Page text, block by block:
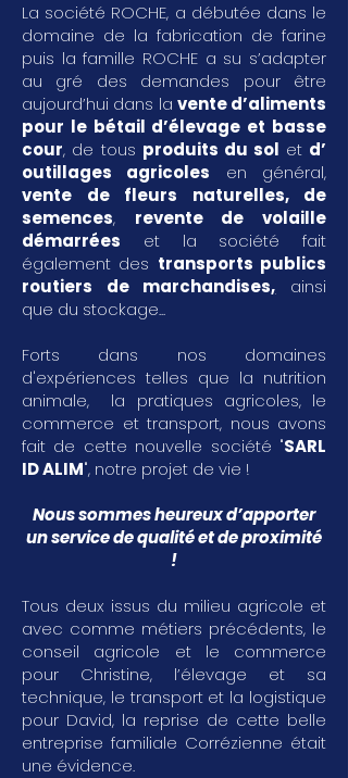
La société ROCHE, a débutée dans le
domaine de la fabrication de farine
puis la famille ROCHE a su s’adapter
au gré des demandes pour être
aujourd’hui dans la vente d’aliments
pour le bétail d’élevage et basse
cour, de tous produits du sol et d’
outillages agricoles en général,
vente de fleurs naturelles, de
semences, revente de volaille
démarrées et la société fait
également des transports publics
routiers de marchandises, ainsi
que du stockage...
Forts dans nos domaines
d'expériences telles que la nutrition
animale, la pratiques agricoles, le
commerce et transport, nous avons
fait de cette nouvelle société "SARL
ID ALIM", notre projet de vie !
Nous sommes heureux d’apporter
un service de qualité et de proximité
!
Tous deux issus du milieu agricole et
avec comme métiers précédents, le
conseil agricole et le commerce
pour Christine, l’élevage et sa
technique, le transport et la logistique
pour David, la reprise de cette belle
entreprise familiale Corrézienne était
une évidence.